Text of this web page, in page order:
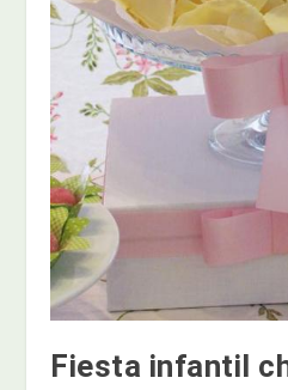
Fiesta infantil